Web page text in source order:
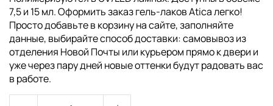
7,5 и 15 мл. Оформить заказ гель-лаков Atica легко!
Просто добавьте в корзину на сайте, заполняйте
данные, выбирайте способ доставки: самовывоз из
отделения Новой Почты или курьером прямо к двери и
уже через пару дней новые оттенки будут радовать вас
в работе.